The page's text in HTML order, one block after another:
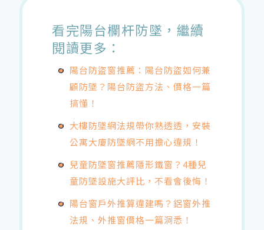
看完陽台欄杆防墜，繼續
閱讀更多：
陽台防盜窗推薦：陽台防盜如何兼
顧防墜？陽台防盜方法、價格一篇
搞懂！
大樓防墜網法規帶你熟透透，安裝
公寓大廈防墜網不用擔心違規！
兒童防墜窗推薦隱形鐵窗？4種兒
童防墜設施大評比，不看會後悔！
陽台窗戶外推算違建嗎？鋁窗外推
法規、外推窗價格一篇洞悉！